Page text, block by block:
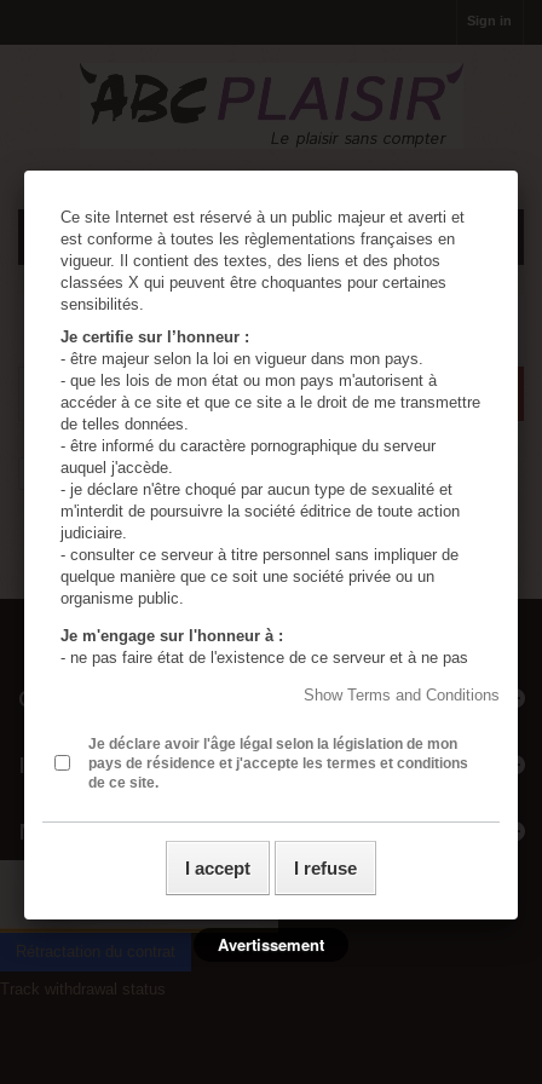
Sign in
Basket (empty)
MENU
Paiement sécurisé
Categories
Information
My account
Track withdrawal status
Ce site Internet est réservé à un public majeur et averti et
est conforme à toutes les règlementations françaises en
vigueur. Il contient des textes, des liens et des photos
classées X qui peuvent être choquantes pour certaines
sensibilités.
Je certifie sur l’honneur :
- être majeur selon la loi en vigueur dans mon pays.
- que les lois de mon état ou mon pays m'autorisent à
accéder à ce site et que ce site a le droit de me transmettre
de telles données.
- être informé du caractère pornographique du serveur
auquel j'accède.
- je déclare n'être choqué par aucun type de sexualité et
m'interdit de poursuivre la société éditrice de toute action
judiciaire.
- consulter ce serveur à titre personnel sans impliquer de
quelque manière que ce soit une société privée ou un
organisme public.
Je m'engage sur l'honneur à :
- ne pas faire état de l'existence de ce serveur et à ne pas
- utiliser tous les moyens permettant d'empêcher l'accès de
- assumer ma responsabilité, si un mineur accède à ce
serveur à cause de négligences de ma part : absence de
protection de l'ordinateur personnel, absence de logiciel de
- j’ai lu, compris et accepte sans réserve les conditions
générales rédigées en français même si j’ai usage d’un
traducteur automatique ou non pour accéder à ce site
internet.
Toutes les images contenues dans ce site sont en
accord avec la loi Française sur la pornographie
Show Terms and Conditions
Je déclare avoir l'âge légal selon la législation de mon
pays de résidence et j'accepte les termes et conditions
de ce site.
I accept I refuse
Avertissement